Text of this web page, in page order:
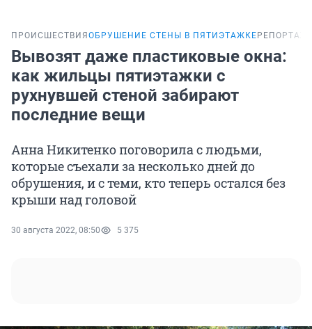
ПРОИСШЕСТВИЯ ОБРУШЕНИЕ СТЕНЫ В ПЯТИЭТАЖКЕ РЕПОРТАЖ
Вывозят даже пластиковые окна:
как жильцы пятиэтажки с
рухнувшей стеной забирают
последние вещи
Анна Никитенко поговорила с людьми,
которые съехали за несколько дней до
обрушения, и с теми, кто теперь остался без
крыши над головой
30 августа 2022, 08:50 5 375